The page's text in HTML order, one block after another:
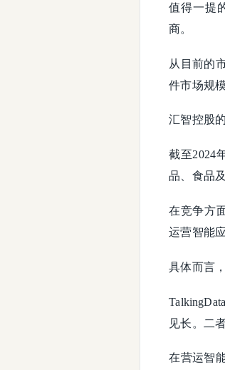
值得一提
商。
从目前的
件市场规
汇智控股
截至2024
品、食品
在竞争方
运营智能
具体而言
见长。二
在营运智